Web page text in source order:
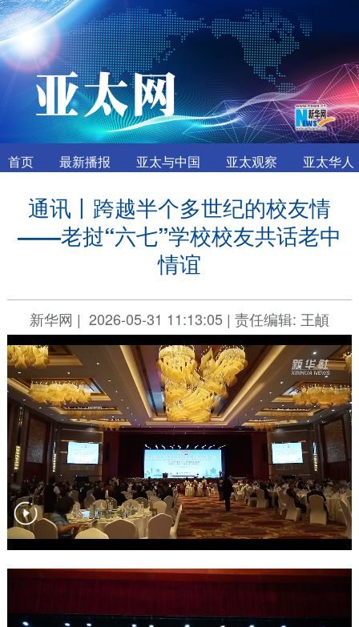
首页 最新播报 亚太与中国 亚太观察 亚太华人
通讯丨跨越半个多世纪的校友情
——老挝“六七”学校校友共话老中
情谊
新华网 | 2026-05-31 11:13:05 | 责任编辑: 王頔